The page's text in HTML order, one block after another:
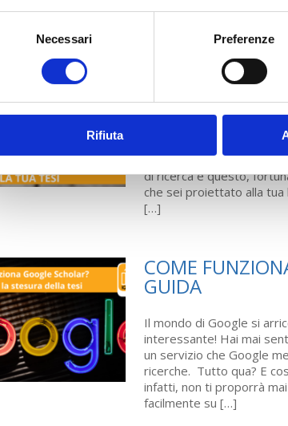
Necessari Preferenze
Rifiuta
Guardiamola insieme! […]
IDEE PER
MATERIALE
I tempi sono cambiati
impostare una ricerca
digitale e nuove forme di
di ricerca e questo,
che sei proiettato alla
[…]
COME
GUIDA
Il mondo di Google si
interessante! Hai mai
un servizio che Google
ricerche. Tutto qua? E
infatti, non ti proporrà
facilmente su […]